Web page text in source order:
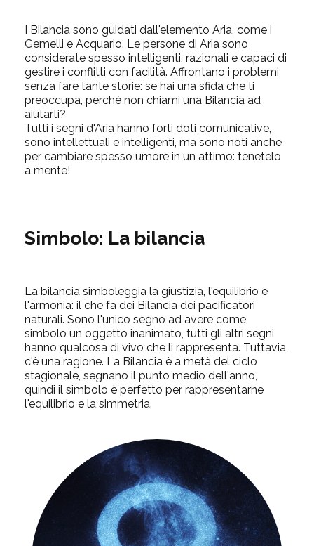
I Bilancia sono guidati dall'elemento Aria, come i
Gemelli e Acquario. Le persone di Aria sono
considerate spesso intelligenti, razionali e capaci di
gestire i conflitti con facilità. Affrontano i problemi
senza fare tante storie: se hai una sfida che ti
preoccupa, perché non chiami una Bilancia ad
aiutarti?
Tutti i segni d'Aria hanno forti doti comunicative,
sono intellettuali e intelligenti, ma sono noti anche
per cambiare spesso umore in un attimo: tenetelo
a mente!
Simbolo: La bilancia
La bilancia simboleggia la giustizia, l'equilibrio e
l'armonia: il che fa dei Bilancia dei pacificatori
naturali. Sono l'unico segno ad avere come
simbolo un oggetto inanimato, tutti gli altri segni
hanno qualcosa di vivo che li rappresenta. Tuttavia,
c'è una ragione. La Bilancia è a metà del ciclo
stagionale, segnano il punto medio dell'anno,
quindi il simbolo è perfetto per rappresentarne
l'equilibrio e la simmetria.